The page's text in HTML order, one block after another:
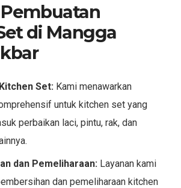
di Mangga
Set: Kami menawarkan
untuk kitchen set yang
perbaikan laci, pintu, rak, dan
dan Pemeliharaan: Layanan kami
dan pemeliharaan kitchen